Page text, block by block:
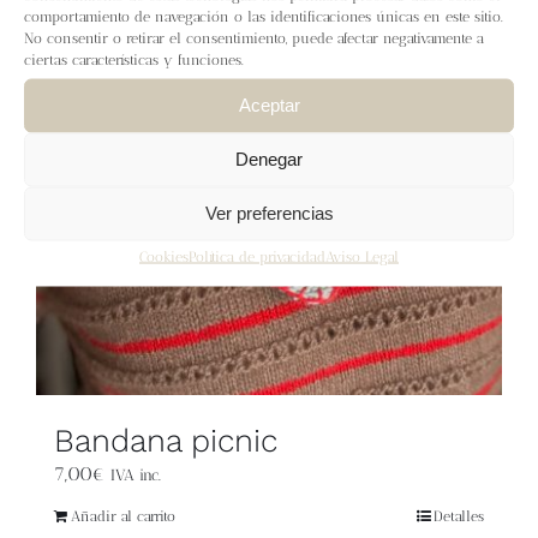
comportamiento de navegación o las identificaciones únicas en este sitio.
No consentir o retirar el consentimiento, puede afectar negativamente a
ciertas características y funciones.
Aceptar
Denegar
Ver preferencias
CookiesPolítica de privacidad Aviso Legal
Blog
Contacto
Newsletter
Carrito
Mi cuenta
Bandana picnic
7,00€ IVA inc.
Añadir al carrito Detalles